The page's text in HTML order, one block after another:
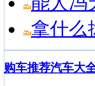
拿什么
购车推荐汽车大